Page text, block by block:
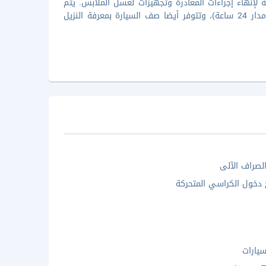
تأمين حافلة للتوصيل من المطار إلى الفندق لقاء تكلفة إضافية (متوفرة على مدار 24 ساعة)، وتتوفر أيضا صف السيارة بمعرفة النزيل
الآلى
الكراسي المتحركة